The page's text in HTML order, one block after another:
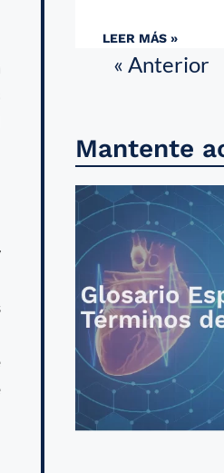
LEER MÁS »
« Anterior
Mantente